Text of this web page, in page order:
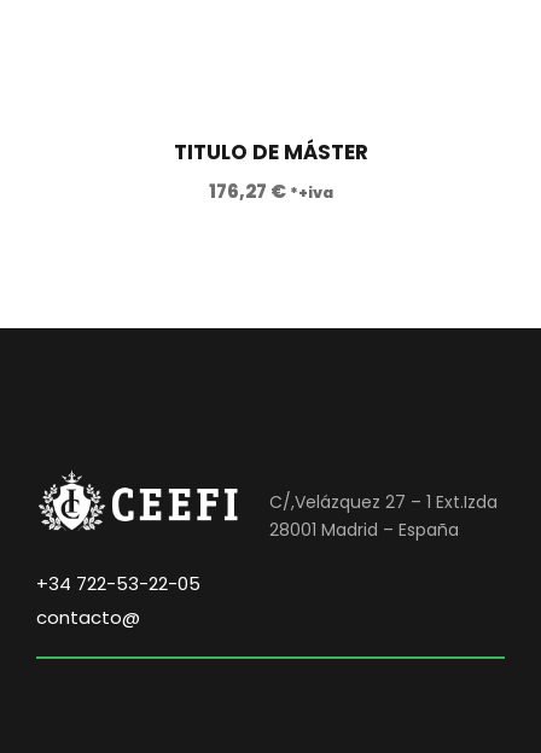
TITULO DE MÁSTER
176,27 € *+iva
C/,Velázquez 27 – 1 Ext.Izda
28001 Madrid – España
+34 722-53-22-05
contacto@